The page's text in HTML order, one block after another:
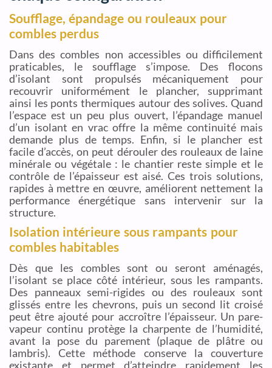
Soufflage, épandage ou rouleaux pour
combles perdus
Dans des combles non accessibles ou difficilement
praticables, le soufflage s’impose. Des flocons
d’isolant sont propulsés mécaniquement pour
recouvrir uniformément le plancher, supprimant
ainsi les ponts thermiques autour des solives. Quand
l’espace est un peu plus ouvert, l’épandage manuel
d’un isolant en vrac offre la même continuité mais
demande plus de temps. Enfin, si le plancher est
facile d’accès, on peut dérouler des rouleaux de laine
minérale ou végétale : le chantier reste simple et le
contrôle de l’épaisseur est aisé. Ces trois solutions,
rapides à mettre en œuvre, améliorent nettement la
performance énergétique sans intervenir sur la
structure.
Isolation intérieure sous rampants pour
combles habitables
Dès que les combles sont ou seront aménagés,
l’isolant se place côté intérieur, sous les rampants.
Des panneaux semi-rigides ou des rouleaux sont
glissés entre les chevrons, puis un second lit croisé
peut être ajouté pour accroître l’épaisseur. Un pare-
vapeur continu protège la charpente de l’humidité,
avant la pose du parement (plaque de plâtre ou
lambris). Cette méthode conserve la couverture
existante et permet d’atteindre rapidement les